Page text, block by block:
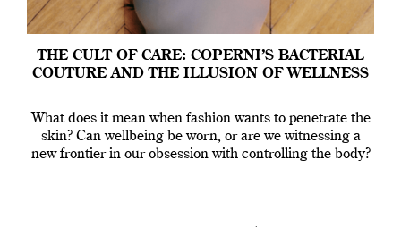
THE CULT OF CARE: COPERNI’S BACTERIAL
COUTURE AND THE ILLUSION OF WELLNESS
What does it mean when fashion wants to penetrate the
skin? Can wellbeing be worn, or are we witnessing a
new frontier in our obsession with controlling the body?